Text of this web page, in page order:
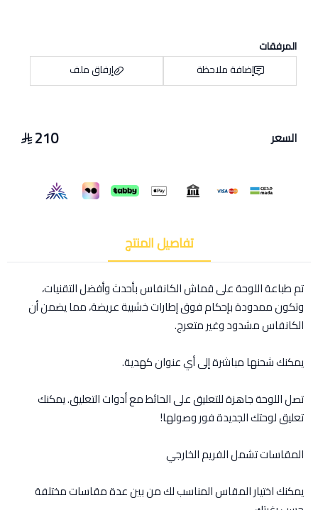
المرفقات
إضافة ملاحظة
إرفاق ملف
السعر 210
تفاصيل المنتج
تم طباعة اللوحة على قماش الكانفاس بأحدث وأفضل التقنيات،
وتكون ممدودة بإحكام فوق إطارات خشبية عريضة، مما يضمن أن
الكانفاس مشدود وغير متعرج.
يمكنك شحنها مباشرة إلى أي عنوان كهدية.
تصل اللوحة جاهزة للتعليق على الحائط مع أدوات التعليق. يمكنك
تعليق لوحتك الجديدة فور وصولها!
المقاسات تشمل الفريم الخارجي
يمكنك اختيار المقاس المناسب لك من بين عدة مقاسات مختلفة